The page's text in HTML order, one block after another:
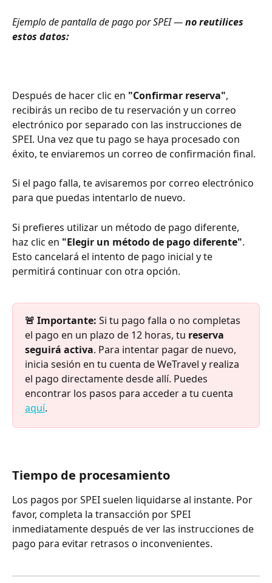
Ejemplo de pantalla de pago por SPEI — no reutilices
estos datos:
Después de hacer clic en "Confirmar reserva",
recibirás un recibo de tu reservación y un correo
electrónico por separado con las instrucciones de
SPEI. Una vez que tu pago se haya procesado con
éxito, te enviaremos un correo de confirmación final.
Si el pago falla, te avisaremos por correo electrónico
para que puedas intentarlo de nuevo.
Si prefieres utilizar un método de pago diferente,
haz clic en "Elegir un método de pago diferente".
Esto cancelará el intento de pago inicial y te
permitirá continuar con otra opción.
🚨 Importante: Si tu pago falla o no completas
el pago en un plazo de 12 horas, tu reserva
seguirá activa. Para intentar pagar de nuevo,
inicia sesión en tu cuenta de WeTravel y realiza
el pago directamente desde allí. Puedes
encontrar los pasos para acceder a tu cuenta
aquí.
Tiempo de procesamiento
Los pagos por SPEI suelen liquidarse al instante. Por
favor, completa la transacción por SPEI
inmediatamente después de ver las instrucciones de
pago para evitar retrasos o inconvenientes.